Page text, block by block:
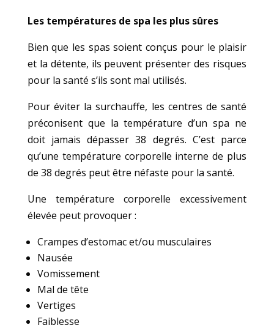
Les températures de spa les plus sûres
Bien que les spas soient conçus pour le plaisir
et la détente, ils peuvent présenter des risques
pour la santé s’ils sont mal utilisés.
Pour éviter la surchauffe, les centres de santé
préconisent que la température d’un spa ne
doit jamais dépasser 38 degrés. C’est parce
qu’une température corporelle interne de plus
de 38 degrés peut être néfaste pour la santé.
Une température corporelle excessivement
élevée peut provoquer :
Crampes d’estomac et/ou musculaires
Nausée
Vomissement
Mal de tête
Vertiges
Faiblesse